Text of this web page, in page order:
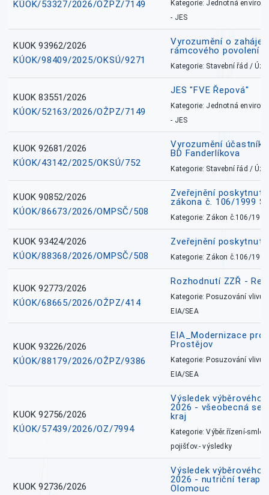
KÚOK/53327/2026/OŽPZ/7149
Kategorie: Jednotná
- JES
KUOK 93962/2026
KÚOK/98409/2025/OKSÚ/9271
Vyrozumění o
rámcového povolení
Kategorie: Stavební řád /
KUOK 83551/2026
KÚOK/52163/2026/OŽPZ/7149
JES "FVE Řepová"
Kategorie: Jednotná
- JES
KUOK 92681/2026
KÚOK/43142/2025/OKSÚ/752
Vyrozumění
BD Fanderlíkova
Kategorie: Stavební řád /
KUOK 90852/2026
KÚOK/86673/2026/OMPSČ/508
Zveřejnění
zákona č. 106/1999
Kategorie: Zákon č.106/1999
KUOK 93424/2026
KÚOK/88368/2026/OMPSČ/508
Zveřejnění
Kategorie: Zákon č.106/1999
KUOK 92773/2026
KÚOK/68665/2026/OŽPZ/414
Rozhodnutí ZZŘ -
Kategorie: Posuzování vlivů
EIA/SEA
KUOK 93226/2026
KÚOK/88179/2026/OŽPZ/9386
EIA_Modernizace
Prostějov
Kategorie: Posuzování vlivů
EIA/SEA
KUOK 92756/2026
KÚOK/57439/2026/OZ/7994
Výsledek výběrového
2026 - všeobecná
kraj
Kategorie: Výběr.řízení-
pojišťov.- výsledky
KUOK 92736/2026
Výsledek výběrového
2026 - nutriční
Olomouc